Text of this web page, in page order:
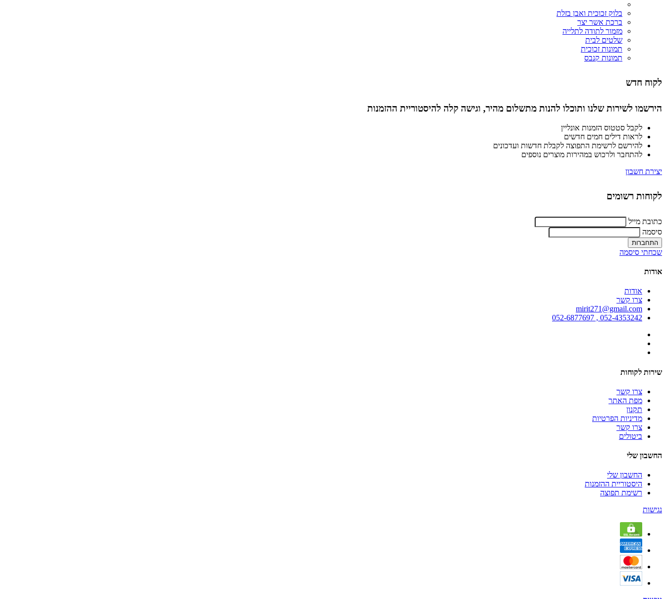
בלוק זכוכית ואבן בזלת
ברכת אשר יצר
מזמור לתודה לתלייה
שלטים לבית
תמונות זכוכית
תמונות קנבס
לקוח חדש
הירשמו לשירות שלנו ותוכלו להנות מתשלום מהיר, וגישה קלה להיסטוריית ההזמנות
לקבל סטטוס הזמנות אונליין
לראות דילים חמים חדשים
להירשם לרשימת התפוצה לקבלת חדשות ועדכונים
להתחבר ולרכוש במהירות מוצרים נוספים
יצירת חשבון
לקוחות רשומים
כתובת מייל
סיסמה
שכחתי סיסמה
אודות
אודות
צרו קשר
mirit271@gmail.com
052-4353242 , 052-6877697
שירות לקוחות
צרו קשר
מפת האתר
תקנון
מדיניות הפרטיות
צרו קשר
ביטולים
החשבון שלי
החשבון שלי
היסטוריית ההזמנות
רשימת תפוצה
נגישות